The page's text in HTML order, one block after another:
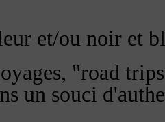
et/ou noir et
"road
un souci